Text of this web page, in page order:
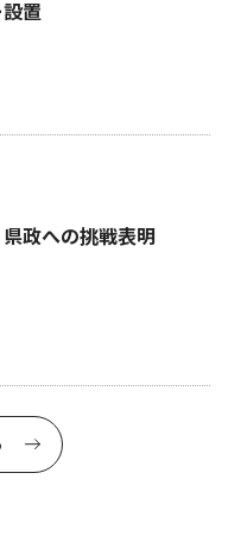
置
政への挑戦表明